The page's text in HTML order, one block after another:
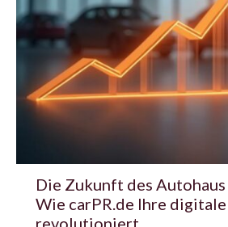
Die Zukunft des
Wie carPR.de Ihre digitale